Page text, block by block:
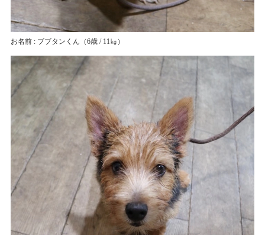
お名前 : ブブタンくん （6歳 / 11㎏）